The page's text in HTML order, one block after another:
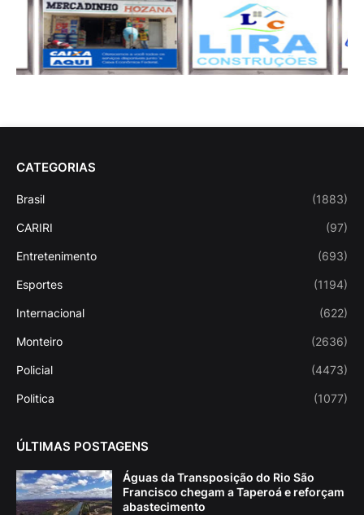
CATEGORIAS
Brasil (1883)
CARIRI (97)
Entretenimento (693)
Esportes (1194)
Internacional (622)
Monteiro (2636)
Policial (4473)
Politica (1077)
ÚLTIMAS POSTAGENS
Águas da Transposição do Rio São
Francisco chegam a Taperoá e reforçam
abastecimento